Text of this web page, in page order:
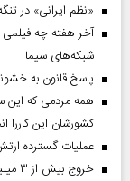
«نظم ایرانی» در
آخر هفته چه فیلمی
شبکه‌های سیما
پاسخ قانون به
همه مردمی که این
کشورشان این کاررا
عملیات گسترده
خروج بیش از ۳ میلیون زائر از تمام مرز‌های کشور